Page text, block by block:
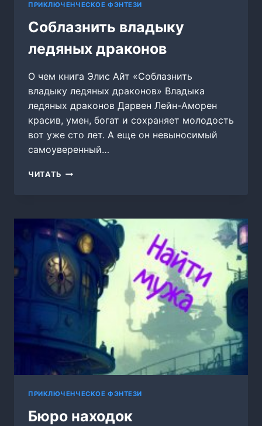
ПРИКЛЮЧЕНЧЕСКОЕ ФЭНТЕЗИ
Соблазнить владыку
ледяных драконов
О чем книга Элис Айт «Соблазнить
владыку ледяных драконов» Владыка
ледяных драконов Дарвен Лейн-Аморен
красив, умен, богат и сохраняет молодость
вот уже сто лет. А еще он невыносимый
самоуверенный…
ЧИТАТЬ СОБЛАЗНИТЬ
ПРИКЛЮЧЕНЧЕСКОЕ ФЭНТЕЗИ
Бюро находок